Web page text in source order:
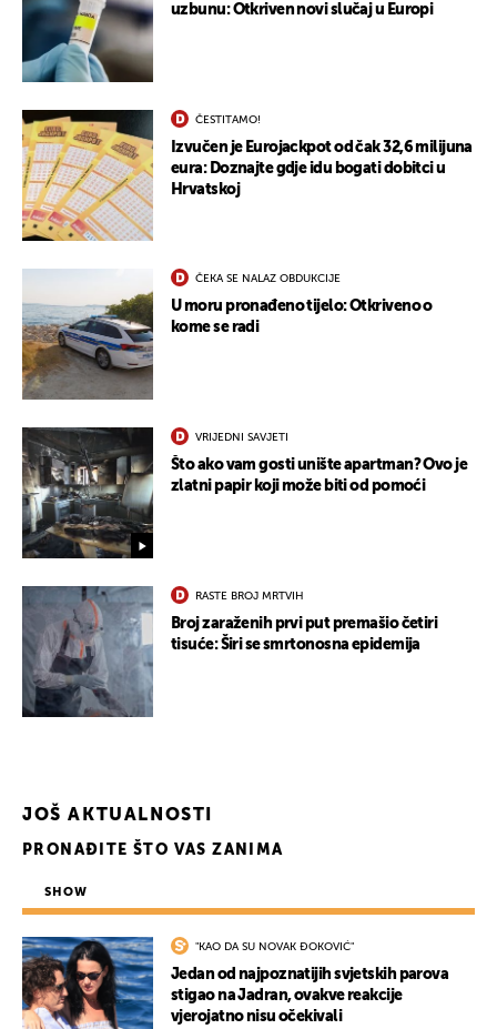
uzbunu: Otkriven novi slučaj u Europi
ČESTITAMO!
Izvučen je Eurojackpot od čak 32,6 milijuna
eura: Doznajte gdje idu bogati dobitci u
Hrvatskoj
ČEKA SE NALAZ OBDUKCIJE
U moru pronađeno tijelo: Otkriveno o
kome se radi
VRIJEDNI SAVJETI
Što ako vam gosti unište apartman? Ovo je
zlatni papir koji može biti od pomoći
RASTE BROJ MRTVIH
Broj zaraženih prvi put premašio četiri
tisuće: Širi se smrtonosna epidemija
JOŠ AKTUALNOSTI
PRONAĐITE ŠTO VAS ZANIMA
SHOW
"KAO DA SU NOVAK ĐOKOVIĆ"
Jedan od najpoznatijih svjetskih parova
stigao na Jadran, ovakve reakcije
vjerojatno nisu očekivali